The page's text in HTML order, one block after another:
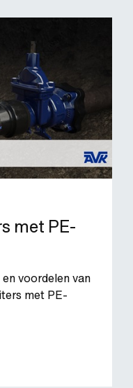
met PE-
voordelen van
met PE-
VIDEO